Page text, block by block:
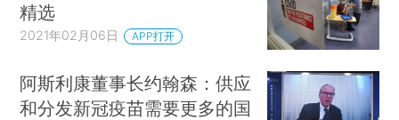
精选
2021年02月06日 APP打开
阿斯利康董事长约翰森：供应
和分发新冠疫苗需要更多的国